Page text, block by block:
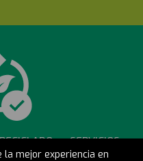
SERVICIOS
mejor experiencia en